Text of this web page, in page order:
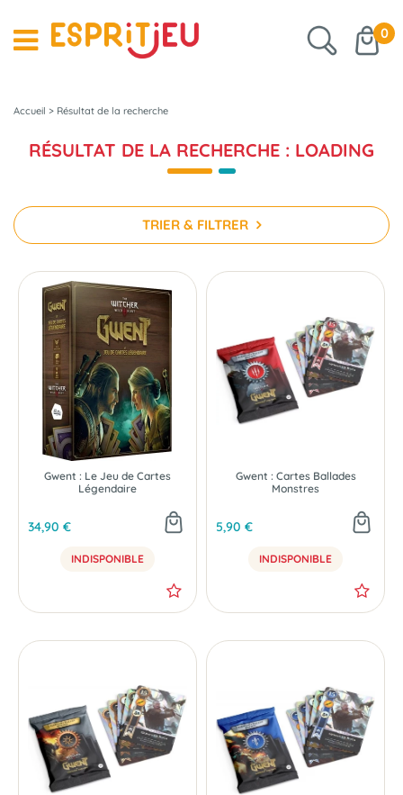
0
Accueil > Résultat de la recherche
RÉSULTAT DE LA RECHERCHE : LOADING
TRIER & FILTRER
Gwent : Le Jeu de Cartes
Légendaire
34,90 €
INDISPONIBLE
Gwent : Cartes Ballades
Monstres
5,90 €
INDISPONIBLE